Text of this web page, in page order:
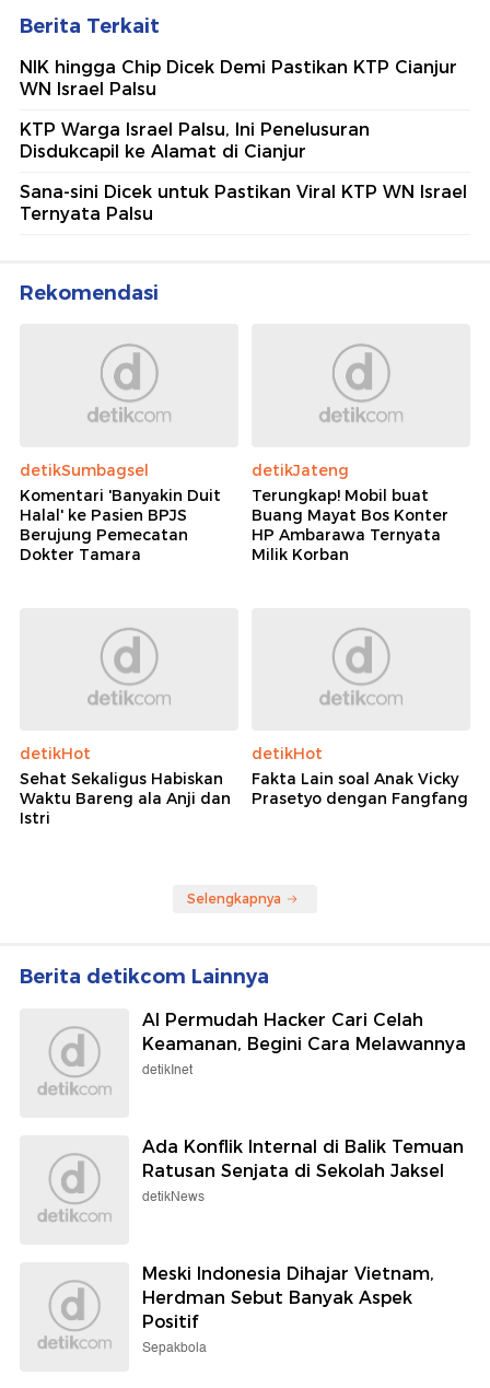
Berita Terkait
NIK hingga Chip Dicek Demi Pastikan KTP Cianjur
WN Israel Palsu
KTP Warga Israel Palsu, Ini Penelusuran
Disdukcapil ke Alamat di Cianjur
Sana-sini Dicek untuk Pastikan Viral KTP WN Israel
Ternyata Palsu
Rekomendasi
detikSumbagsel
Komentari 'Banyakin Duit
Halal' ke Pasien BPJS
Berujung Pemecatan
Dokter Tamara
detikJateng
Terungkap! Mobil buat
Buang Mayat Bos Konter
HP Ambarawa Ternyata
Milik Korban
detikHot
Sehat Sekaligus Habiskan
Waktu Bareng ala Anji dan
Istri
detikHot
Fakta Lain soal Anak Vicky
Prasetyo dengan Fangfang
Selengkapnya
Berita detikcom Lainnya
AI Permudah Hacker Cari Celah
Keamanan, Begini Cara Melawannya
detikInet
Ada Konflik Internal di Balik Temuan
Ratusan Senjata di Sekolah Jaksel
detikNews
Meski Indonesia Dihajar Vietnam,
Herdman Sebut Banyak Aspek
Positif
Sepakbola